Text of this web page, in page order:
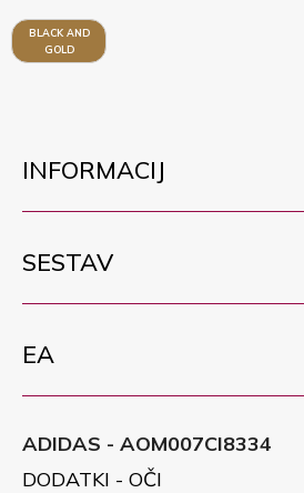
BLACK AND
GOLD
INFORMACIJ
SESTAV
EA
ADIDAS - AOM007CI8334
DODATKI - OČI